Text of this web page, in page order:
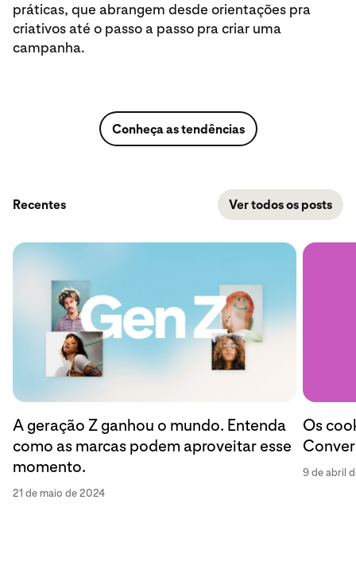
práticas, que abrangem desde orientações pra
criativos até o passo a passo pra criar uma
campanha.
Conheça as tendências
Recentes Ver todos os posts
A geração Z ganhou o mundo. Entenda
como as marcas podem aproveitar esse
momento.
21 de maio de 2024
Os
9 de abril